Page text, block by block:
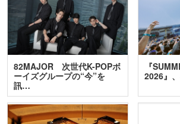
82MAJOR 次世代K-POPボ
ーイズグループの“今”を
訊…
『
2026』